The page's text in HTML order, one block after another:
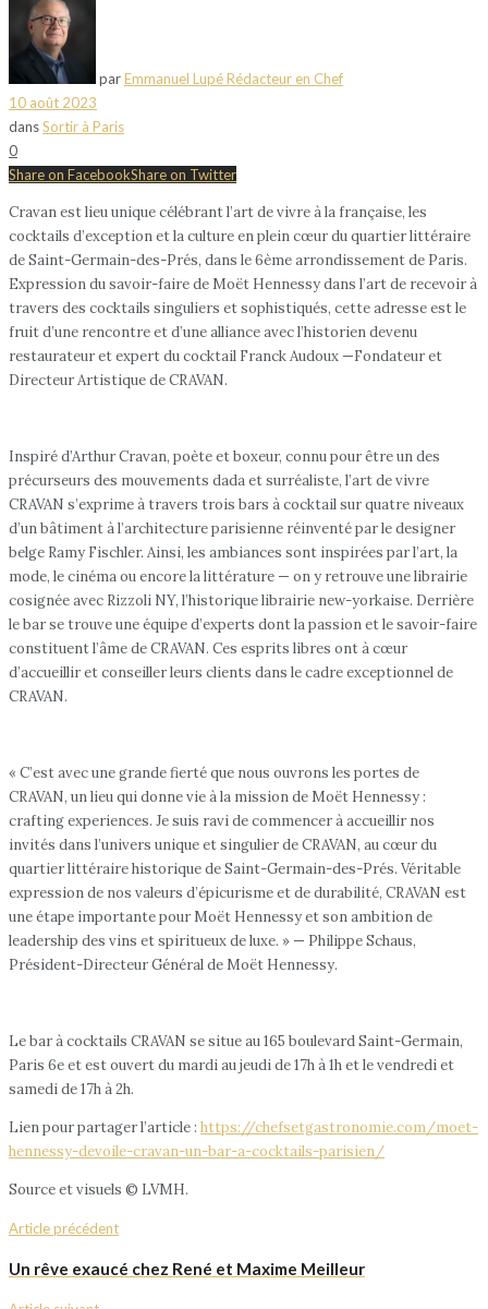
parEmmanuel Lupé Rédacteur en Chef
10 août 2023
dansSortir à Paris
0
Share on FacebookShare on Twitter
Cravan est lieu unique célébrant l’art de vivre à la française, les
cocktails d’exception et la culture en plein cœur du quartier littéraire
de Saint-Germain-des-Prés, dans le 6ème arrondissement de Paris.
Expression du savoir-faire de Moët Hennessy dans l’art de recevoir à
travers des cocktails singuliers et sophistiqués, cette adresse est le
fruit d’une rencontre et d’une alliance avec l’historien devenu
restaurateur et expert du cocktail Franck Audoux —Fondateur et
Directeur Artistique de CRAVAN.
Inspiré d’Arthur Cravan, poète et boxeur, connu pour être un des
précurseurs des mouvements dada et surréaliste, l’art de vivre
CRAVAN s’exprime à travers trois bars à cocktail sur quatre niveaux
d’un bâtiment à l’architecture parisienne réinventé par le designer
belge Ramy Fischler. Ainsi, les ambiances sont inspirées par l’art, la
mode, le cinéma ou encore la littérature — on y retrouve une librairie
cosignée avec Rizzoli NY, l’historique librairie new-yorkaise. Derrière
le bar se trouve une équipe d’experts dont la passion et le savoir-faire
constituent l’âme de CRAVAN. Ces esprits libres ont à cœur
d’accueillir et conseiller leurs clients dans le cadre exceptionnel de
CRAVAN.
« C’est avec une grande fierté que nous ouvrons les portes de
CRAVAN, un lieu qui donne vie à la mission de Moët Hennessy :
crafting experiences. Je suis ravi de commencer à accueillir nos
invités dans l’univers unique et singulier de CRAVAN, au cœur du
quartier littéraire historique de Saint-Germain-des-Prés. Véritable
expression de nos valeurs d’épicurisme et de durabilité, CRAVAN est
une étape importante pour Moët Hennessy et son ambition de
leadership des vins et spiritueux de luxe. » — Philippe Schaus,
Président-Directeur Général de Moët Hennessy.
Le bar à cocktails CRAVAN se situe au 165 boulevard Saint-Germain,
Paris 6e et est ouvert du mardi au jeudi de 17h à 1h et le vendredi et
samedi de 17h à 2h.
Lien pour partager l’article : https://chefsetgastronomie.com/moet-
hennessy-devoile-cravan-un-bar-a-cocktails-parisien/
Source et visuels © LVMH.
Article précédent
Un rêve exaucé chez René et Maxime Meilleur